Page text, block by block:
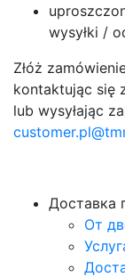
wysyłki /
Złóż
kontaktując się
lub wysyłając
Доставка
От